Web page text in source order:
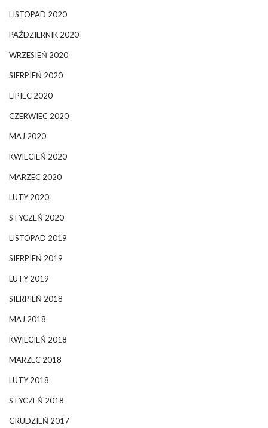
LISTOPAD 2020
PAŹDZIERNIK 2020
WRZESIEŃ 2020
SIERPIEŃ 2020
LIPIEC 2020
CZERWIEC 2020
MAJ 2020
KWIECIEŃ 2020
MARZEC 2020
LUTY 2020
STYCZEŃ 2020
LISTOPAD 2019
SIERPIEŃ 2019
LUTY 2019
SIERPIEŃ 2018
MAJ 2018
KWIECIEŃ 2018
MARZEC 2018
LUTY 2018
STYCZEŃ 2018
GRUDZIEŃ 2017